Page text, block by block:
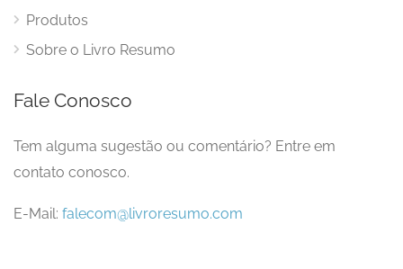
Produtos
Sobre o Livro Resumo
Fale Conosco
Tem alguma sugestão ou comentário? Entre em
contato conosco.
E-Mail: falecom@livroresumo.com